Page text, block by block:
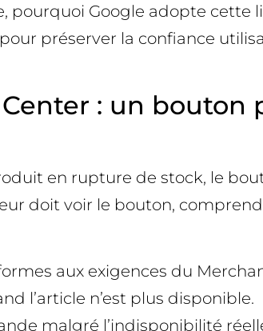
pourquoi Google adopte
préserver la confiance
: un
en rupture de stock, le
doit voir le bouton,
aux exigences du
l’article n’est plus disponible.
malgré l’indisponibilité